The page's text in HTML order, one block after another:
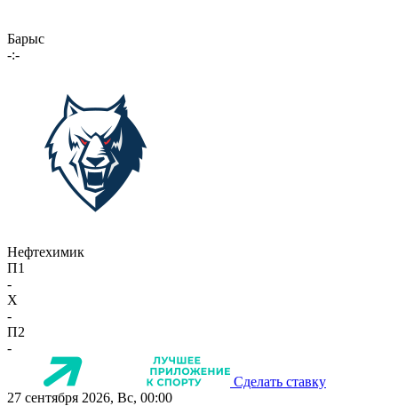
Барыс
-:-
Нефтехимик
П1
-
X
-
П2
-
Сделать ставку
27 сентября 2026, Вс, 00:00